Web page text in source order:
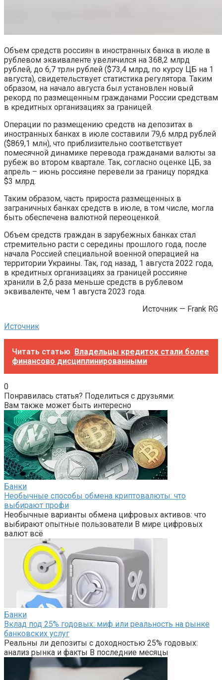
Объем средств россиян в иностранных банка в июле в
рублевом эквиваленте увеличился на 368,2 млрд
рублей, до 6,7 трлн рублей ($73,4 млрд, по курсу ЦБ на 1
августа), свидетельствует статистика регулятора. Таким
образом, на начало августа был установлен новый
рекорд по размещенным гражданами России средствам
в кредитных организациях за границей.
Операции по размещению средств на депозитах в
иностранных банках в июле составили 79,6 млрд рублей
($869,1 млн), что приблизительно соответствует
помесячной динамике перевода гражданами валюты за
рубеж во втором квартале. Так, согласно оценке ЦБ, за
апрель – июнь россияне перевели за границу порядка
$3 млрд.
Таким образом, часть прироста размещенных в
заграничных банках средств в июле, в том числе, могла
быть обеспечена валютной переоценкой.
Объем средств граждан в зарубежных банках стал
стремительно расти с середины прошлого года, после
начала Россией специальной военной операцией на
территории Украины. Так, год назад, 1 августа 2022 года,
в кредитных организациях за границей россияне
хранили в 2,6 раза меньше средств в рублевом
эквиваленте, чем 1 августа 2023 года.
Источник — Frank RG
Источник
Читать статью Владельцы кредиток стали более
финансово дисциплинированными
0
Понравилась статья? Поделиться с друзьями:
Вам также может быть интересно
Банки
Необычные способы обмена криптовалюты: что
выбирают профи
Необычные варианты обмена цифровых активов: что
выбирают опытные пользователи В мире цифровых
валют всё
Банки
Вклад под 25% годовых: миф или реальность на рынке
банковских услуг
Реальны ли депозиты с доходностью 25% годовых:
анализ рынка и факты В последние месяцы